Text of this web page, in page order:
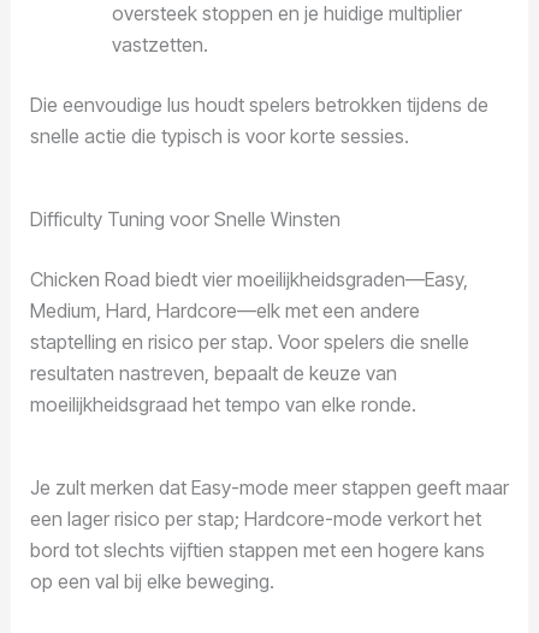
oversteek stoppen en je huidige multiplier
vastzetten.
Die eenvoudige lus houdt spelers betrokken tijdens de
snelle actie die typisch is voor korte sessies.
Difficulty Tuning voor Snelle Winsten
Chicken Road biedt vier moeilijkheidsgraden—Easy,
Medium, Hard, Hardcore—elk met een andere
staptelling en risico per stap. Voor spelers die snelle
resultaten nastreven, bepaalt de keuze van
moeilijkheidsgraad het tempo van elke ronde.
Je zult merken dat Easy-mode meer stappen geeft maar
een lager risico per stap; Hardcore-mode verkort het
bord tot slechts vijftien stappen met een hogere kans
op een val bij elke beweging.